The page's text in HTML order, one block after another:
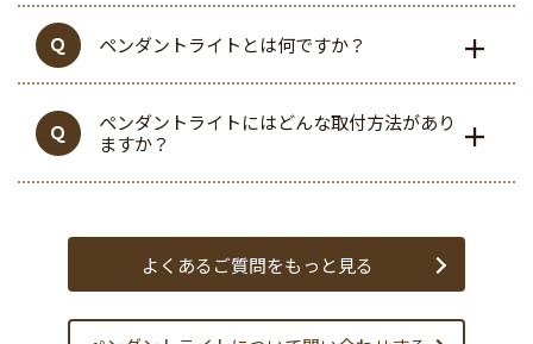
ペンダントライトとは何ですか？
ペンダントライトにはどんな取付方法があり
ますか？
よくあるご質問をもっと見る